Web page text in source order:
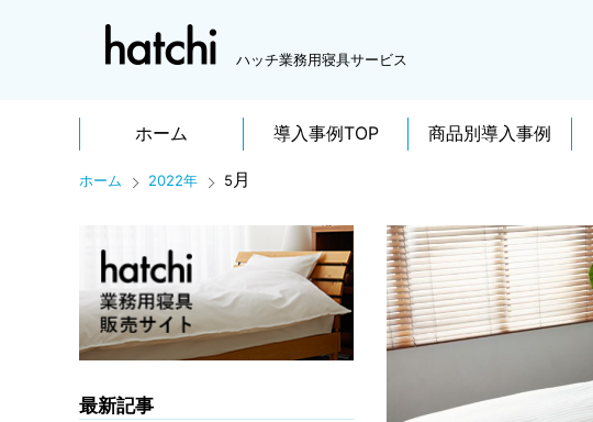
ハッチ業務用寝具サービス
ホーム 導入事例TOP 商品別導入事例
ホーム 2022年 5月
最新記事